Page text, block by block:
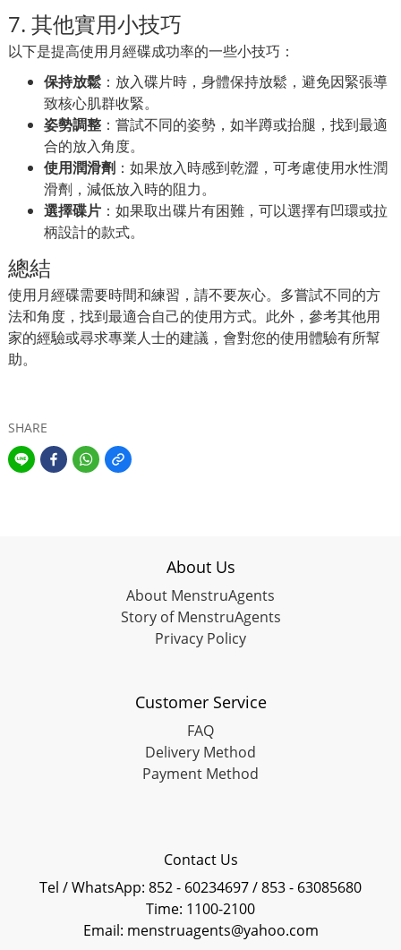
7. 其他實用小技巧
以下是提高使用月經碟成功率的一些小技巧：
保持放鬆 ：放入碟片時，身體保持放鬆，避免因緊張導
致核心肌群收緊。
姿勢調整 ：嘗試不同的姿勢，如半蹲或抬腿，找到最適
合的放入角度。
使用潤滑劑 ：如果放入時感到乾澀，可考慮使用水性潤
滑劑，減低放入時的阻力。
選擇碟片 ：如果取出碟片有困難，可以選擇有凹環或拉
柄設計的款式。
總結
使用月經碟需要時間和練習，請不要灰心。多嘗試不同的方
法和角度，找到最適合自己的使用方式。此外，參考其他用
家的經驗或尋求專業人士的建議，會對您的使用體驗有所幫
助。
SHARE
About Us
About MenstruAgents
Story of MenstruAgents
Privacy Policy
Customer Service
FAQ
Delivery Method
Payment Method
Contact Us
Tel / WhatsApp: 852 - 60234697 / 853 - 63085680
Time: 1100-2100
Email: menstruagents@yahoo.com